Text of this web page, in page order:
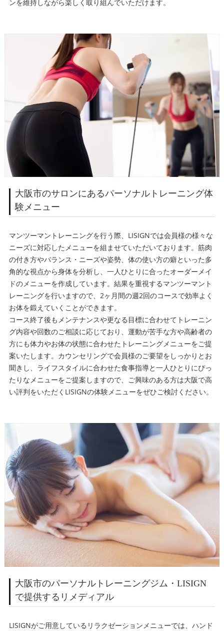
ンを維持しながら楽しく取り組んでいただけます。
大阪市のサロンにあるパーソナルトレーニング体
験メニュー
マンツーマントレーニングを行う際、LISIGNでは会員様の様々な
ニーズに対応したメニューを組ませていただいております。筋肉
の付き方やバランス・ニーズや姿勢、体の使い方の癖といった多
角的な視点から身体を分析し、一人ひとりに合ったオーダーメイ
ドのメニューを作成しています。結果を重視するマンツーマント
レーニングを行いますので、2ヶ月間の週2回のコースで効率よく
お体を鍛えていくことができます。
コース終了後もメンテナンスや更なる目標に合わせてトレーニン
グ内容や回数のご相談に応じており、運動が苦手な方や高齢者の
方にも体力やお体の状態に合わせたトレーニングメニューをご提
案いたします。カウンセリングで会員様のご要望をしっかりとお
聞きし、ライフスタイルに合わせた食事指導と一人ひとりにぴっ
たりなメニューをご提案しますので、ご興味のある方は大阪で高
い評判をいただくLISIGNの体験メニューをぜひご検討ください。
大阪市のパーソナルトレーニングジム・LISIGN
で提供するリメディアル
LISIGNがご用意しているリラクゼーションメニューでは、ハンド